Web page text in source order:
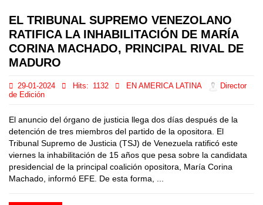
EL TRIBUNAL SUPREMO VENEZOLANO
RATIFICA LA INHABILITACIÓN DE MARÍA
CORINA MACHADO, PRINCIPAL RIVAL DE
MADURO
29-01-2024 Hits: 1132 EN AMERICA LATINA
Director
de Edición
El anuncio del órgano de justicia llega dos días después de la
detención de tres miembros del partido de la opositora. El
Tribunal Supremo de Justicia (TSJ) de Venezuela ratificó este
viernes la inhabilitación de 15 años que pesa sobre la candidata
presidencial de la principal coalición opositora, María Corina
Machado, informó EFE. De esta forma, ...